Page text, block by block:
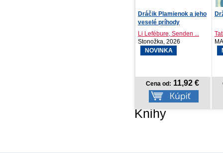
Drž ma, keď svet horí
Tatiana Brezinská
MAFRA Slovakia ..., 2026
NOVINKA
Cena od: 10,42 €
S.
Knihy